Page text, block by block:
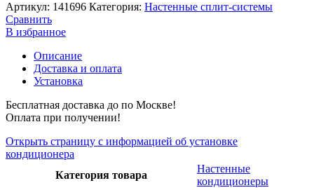
Артикул: 141696 Категория: Настенные сплит-системы
Сравнить
В избранное
Описание
Доставка и оплата
Установка
Бесплатная доставка до по Москве!
Оплата при получении!
Открыть страницу с информацией об установке
кондиционера
Категория товара
Настенные
кондиционеры